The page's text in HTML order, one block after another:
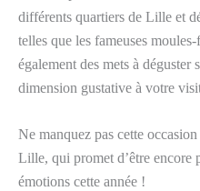
différents quartiers de Lille et
telles que les fameuses
également des mets à déguster
dimension gustative à votre
Ne manquez pas cette
Lille, qui promet d’être encore
émotions cette année !